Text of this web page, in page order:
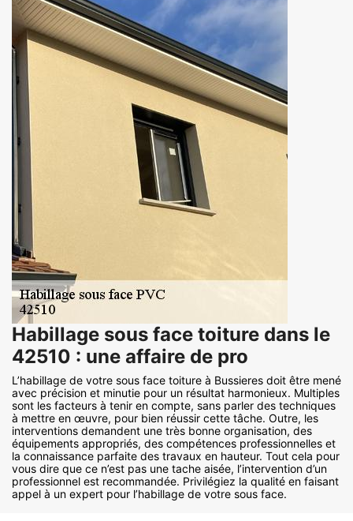
Habillage sous face toiture dans le
42510 : une affaire de pro
L’habillage de votre sous face toiture à Bussieres doit être mené
avec précision et minutie pour un résultat harmonieux. Multiples
sont les facteurs à tenir en compte, sans parler des techniques
à mettre en œuvre, pour bien réussir cette tâche. Outre, les
interventions demandent une très bonne organisation, des
équipements appropriés, des compétences professionnelles et
la connaissance parfaite des travaux en hauteur. Tout cela pour
vous dire que ce n’est pas une tache aisée, l’intervention d’un
professionnel est recommandée. Privilégiez la qualité en faisant
appel à un expert pour l’habillage de votre sous face.